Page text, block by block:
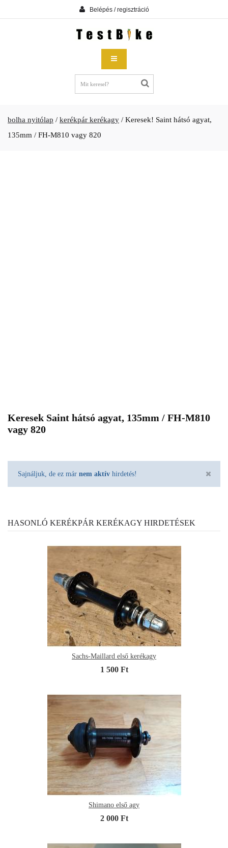
Belépés / regisztráció
bolha nyitólap / kerékpár kerékagy / Keresek! Saint hátsó agyat,
135mm / FH-M810 vagy 820
Keresek Saint hátsó agyat, 135mm / FH-M810
vagy 820
Sajnáljuk, de ez már nem aktív hirdetés!
HASONLÓ KERÉKPÁR KERÉKAGY HIRDETÉSEK
Sachs-Maillard első kerékagy
1 500 Ft
Shimano első agy
2 000 Ft